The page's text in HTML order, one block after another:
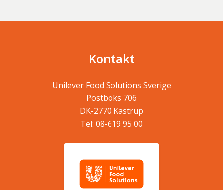
Kontakt
Unilever Food Solutions Sverige
Postboks 706
DK-2770 Kastrup
Tel: 08-619 95 00